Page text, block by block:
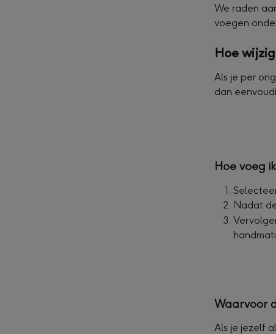
We raden
voegen
Hoe
Als je per
dan
Hoe voeg
Nadat
Waarvoor
Als je jezelf